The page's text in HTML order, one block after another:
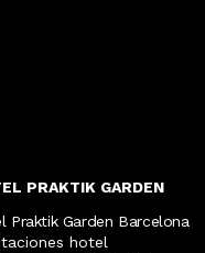
PRAKTIK GARDEN
Praktik Garden Barcelona
hotel